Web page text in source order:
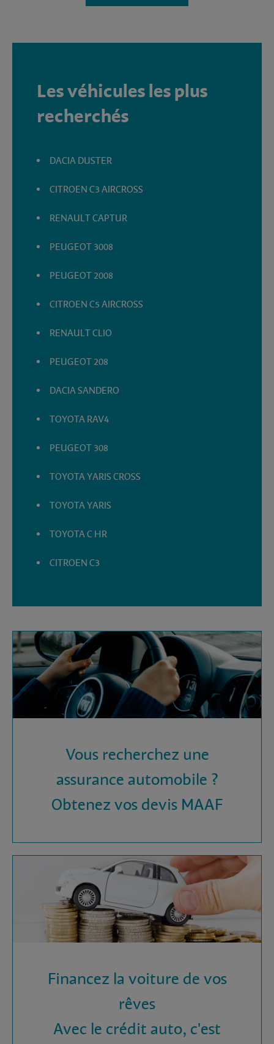
Les véhicules les plus
recherchés
DACIA DUSTER
CITROEN C3 AIRCROSS
RENAULT CAPTUR
PEUGEOT 3008
PEUGEOT 2008
CITROEN C5 AIRCROSS
RENAULT CLIO
PEUGEOT 208
DACIA SANDERO
TOYOTA RAV4
PEUGEOT 308
TOYOTA YARIS CROSS
TOYOTA YARIS
TOYOTA C HR
CITROEN C3
Vous recherchez une
assurance automobile ?
Obtenez vos devis MAAF
Financez la voiture de vos
rêves
Avec le crédit auto, c'est